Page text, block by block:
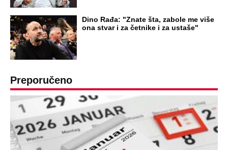
čak četiri slobodna dana